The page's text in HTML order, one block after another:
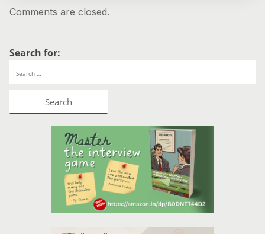
Comments are closed.
Search for: